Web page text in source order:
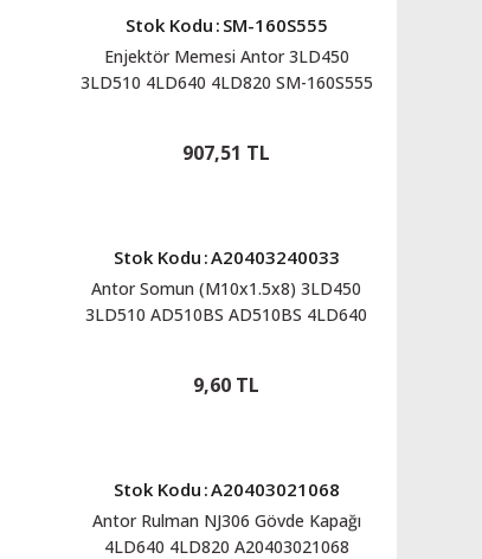
Stok Kodu : SM-160S555
Enjektör Memesi Antor 3LD450
3LD510 4LD640 4LD820 SM-160S555
907,51 TL
Stok Kodu :A20403240033
Antor Somun (M10x1.5x8) 3LD450
3LD510 AD510BS AD510BS 4LD640
9,60 TL
Stok Kodu :A20403021068
Antor Rulman NJ306 Gövde Kapağı
4LD640 4LD820 A20403021068